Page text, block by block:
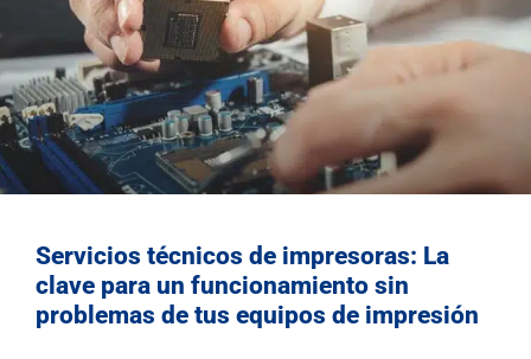
Servicios técnicos de impresoras: La
clave para un funcionamiento sin
problemas de tus equipos de impresión